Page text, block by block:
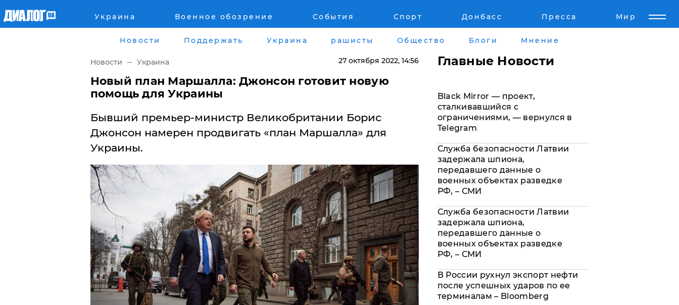
Украина Военное обозрение События Спорт Донбасс Пресса Мир
Военное обозрение
Наука и Техника
Города
Луганск
Киев
Харьков
Одесса
Война на Донбассе и в Крыму
"ЛНР"
Новости Крыма
Армия Украины
Лайф стайл
Помощь проекту
Стиль Диалога
Общество
Пресс-релизы
Новости Поддержать Украина рашисты Общество Блоги Мнение
Новости Украина 27 октября 2022, 14:56
Новый план Маршалла: Джонсон готовит новую
помощь для Украины
Бывший премьер-министр Великобритании Борис
Джонсон намерен продвигать «план Маршалла» для
Украины.
Главные Новости
Black Mirror — проект,
сталкивавшийся с
ограничениями, — вернулся в
Telegram
Служба безопасности Латвии
задержала шпиона,
передавшего данные о
военных объектах разведке
РФ, – СМИ
Служба безопасности Латвии
задержала шпиона,
передавшего данные о
военных объектах разведке
РФ, – СМИ
В России рухнул экспорт нефти
после успешных ударов по ее
терминалам – Bloomberg